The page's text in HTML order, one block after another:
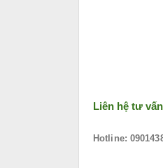
Liên hệ tư
Hotline: